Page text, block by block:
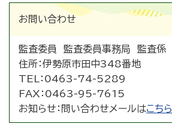
お問い合わせ
監査委員 監査委員事務局 監査係
住所：伊勢原市田中348番地
TEL： 0463-74-5289
FAX： 0463-95-7615
お知らせ： 問い合わせメールはこちら